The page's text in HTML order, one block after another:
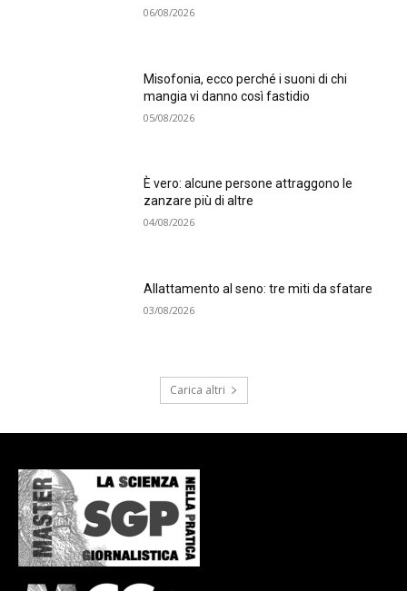
06/08/2026
Misofonia, ecco perché i suoni di chi
mangia vi danno così fastidio
05/08/2026
È vero: alcune persone attraggono le
zanzare più di altre
04/08/2026
Allattamento al seno: tre miti da sfatare
03/08/2026
Carica altri